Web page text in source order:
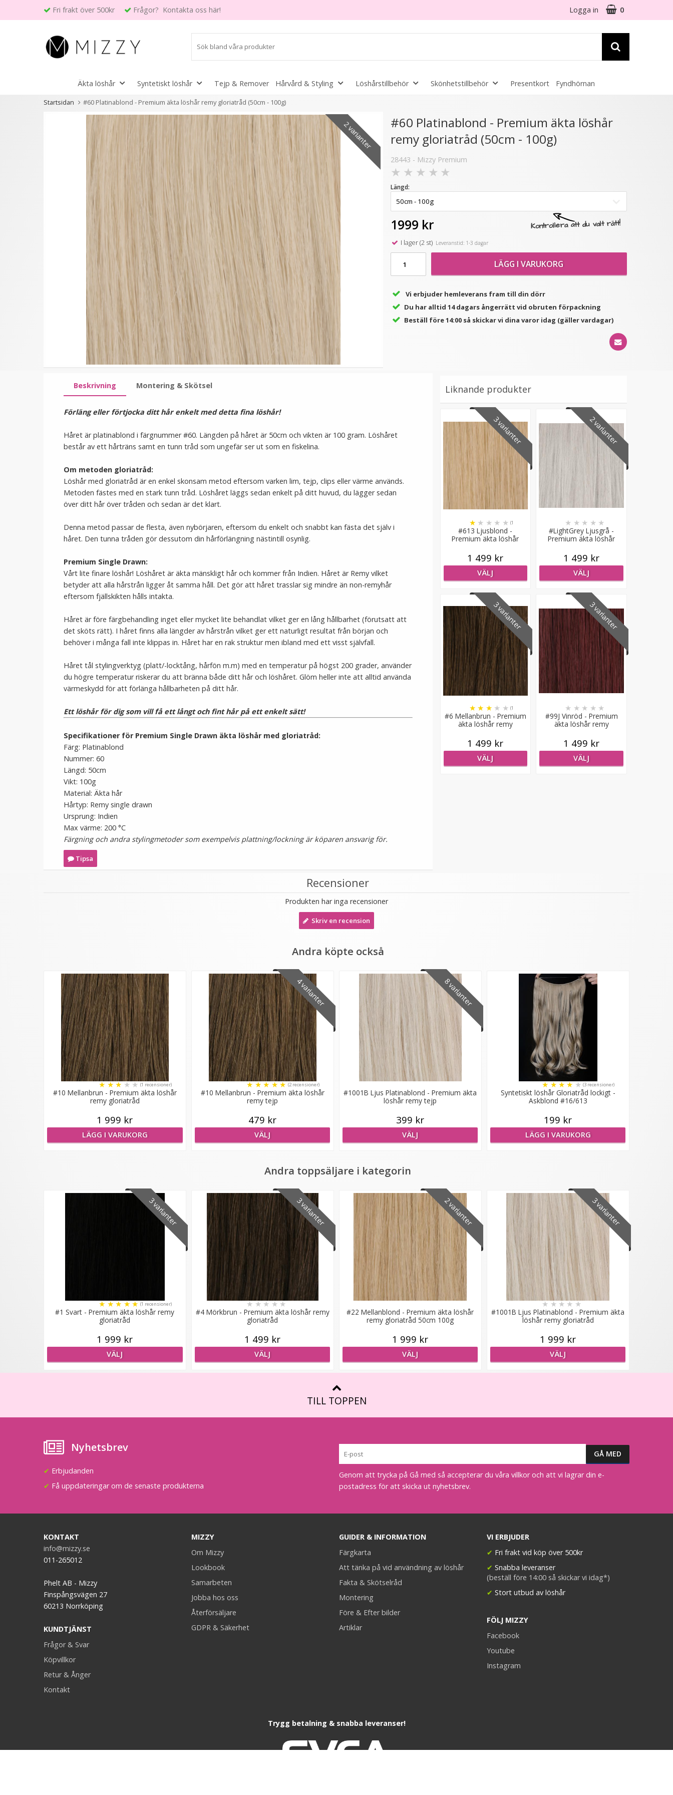
Fri frakt över 500kr Frågor? Kontakta oss här! Logga in 0
Äkta löshår Syntetiskt löshår Tejp & Remover Hårvård & Styling Löshårstillbehör Skönhetstillbehör Presentkort Fyndhörnan
Startsidan #60 Platinablond - Premium äkta löshår remy gloriatråd (50cm - 100g)
Andra kunder köpte även
Mizzy Tangler brush -
Leopardmönster brun
★ ★
(4
recensioner)
99 kr
LÄGG I VARUKORG
2 varianter
Syntetiskt löshår
Gloriatråd rakt -
Platinablond #613A/1001B
★ ★★ ★★
recensioner)
199 kr
VÄLJ
Mizzy Tangler brush -
Zebramönster rosa
★★ ★
recensioner)
99 kr
LÄGG I VARUKORG
Mizzy Tangler brush -
Zebramönster lila
99 kr
LÄGG I VARUKORG
- 40%
Rundad tång för isättning
av microringar - Svart
149 kr 249 kr
LÄGG I VARUKORG
Löshårsförvaring med
galge / Hair Case
LÄGG I VARUKORG
2 varianter
#60 Platinablond - Premium äkta löshår
remy gloriatråd (50cm - 100g)
28443 - Mizzy Premium
★ ★ ★ ★ ★
Kontrollera att du valt rätt!
Längd:
1999 kr
I lager (2 st)Leveranstid: 1-3 dagar
LÄGG I VARUKORG
Vi erbjuder hemleverans fram till din dörr
Du har alltid 14 dagars ångerrätt vid obruten förpackning
Beställ före 14:00 så skickar vi dina varor idag (gäller vardagar)
Beskrivning Montering & Skötsel
Förläng eller förtjocka ditt hår enkelt med detta fina löshår!
Håret är platinablond i färgnummer #60. Längden på håret är 50cm och vikten är 100 gram. Löshåret
består av ett hårträns samt en tunn tråd som ungefär ser ut som en fiskelina.
Om metoden gloriatråd:
Löshår med gloriatråd är en enkel skonsam metod eftersom varken lim, tejp, clips eller värme används.
Metoden fästes med en stark tunn tråd. Löshåret läggs sedan enkelt på ditt huvud, du lägger sedan
över ditt hår över tråden och sedan är det klart.
Denna metod passar de flesta, även nybörjaren, eftersom du enkelt och snabbt kan fästa det själv i
håret. Den tunna tråden gör dessutom din hårförlängning nästintill osynlig.
Premium Single Drawn:
Vårt lite finare löshår! Löshåret är äkta mänskligt hår och kommer från Indien. Håret är Remy vilket
betyder att alla hårstrån ligger åt samma håll. Det gör att håret trasslar sig mindre än non-remyhår
eftersom fjällskikten hålls intakta.
Håret är före färgbehandling inget eller mycket lite behandlat vilket ger en lång hållbarhet (förutsatt att
det sköts rätt). I håret finns alla längder av hårstrån vilket ger ett naturligt resultat från början och
behöver i många fall inte klippas in. Håret har en rak struktur men ibland med ett visst självfall.
Håret tål stylingverktyg (platt/-locktång, hårfön m.m) med en temperatur på högst 200 grader, använder
du högre temperatur riskerar du att bränna både ditt hår och löshåret. Glöm heller inte att alltid använda
värmeskydd för att förlänga hållbarheten på ditt hår.
Ett löshår för dig som vill få ett långt och fint hår på ett enkelt sätt!
Specifikationer för Premium Single Drawn äkta löshår med gloriatråd:
Färg: Platinablond
Nummer: 60
Längd: 50cm
Vikt: 100g
Material: Äkta hår
Hårtyp: Remy single drawn
Ursprung: Indien
Max värme: 200 °C
Färgning och andra stylingmetoder som exempelvis plattning/lockning är köparen ansvarig för.
Tipsa
Liknande produkter
3 varianter
#613 Ljusblond -
Premium äkta löshår
★ ★ ★ ★ ★ (1
recensioner)
1 499 kr
VÄLJ
2 varianter
#LightGrey Ljusgrå -
Premium äkta löshår
★ ★ ★ ★ ★
1 499 kr
VÄLJ
3 varianter
#6 Mellanbrun - Premium
äkta löshår remy
★ ★ ★ ★ ★ (1
recensioner)
1 499 kr
VÄLJ
3 varianter
#99J Vinröd - Premium
äkta löshår remy
★ ★ ★ ★ ★
1 499 kr
VÄLJ
Recensioner
Produkten har inga recensioner
Skriv en recension
Andra köpte också
#10 Mellanbrun - Premium äkta löshår
remy gloriatråd
★★★★★ (1 recensioner)
1 999 kr
LÄGG I VARUKORG
4 varianter
#10 Mellanbrun - Premium äkta löshår
remy tejp
★★★★★ (2 recensioner)
479 kr
VÄLJ
8 varianter
#1001B Ljus Platinablond - Premium äkta
löshår remy tejp
399 kr
VÄLJ
Syntetiskt löshår Gloriatråd lockigt -
Askblond #16/613
★★★★★ (3 recensioner)
199 kr
LÄGG I VARUKORG
Andra toppsäljare i kategorin
3 varianter
#1 Svart - Premium äkta löshår remy
gloriatråd
★★★★★ (1 recensioner)
1 999 kr
VÄLJ
3 varianter
#4 Mörkbrun - Premium äkta löshår remy
gloriatråd
★★★★★
1 499 kr
VÄLJ
2 varianter
#22 Mellanblond - Premium äkta löshår
remy gloriatråd 50cm 100g
1 999 kr
VÄLJ
3 varianter
#1001B Ljus Platinablond - Premium äkta
löshår remy gloriatråd
★★★★★
1 999 kr
VÄLJ
TILL TOPPEN
Nyhetsbrev
✔ Erbjudanden
✔ Få uppdateringar om de senaste produkterna
Genom att trycka på Gå med så accepterar du våra villkor och att vi lagrar din e-
postadress för att skicka ut nyhetsbrev.
KONTAKT
info@mizzy.se
011-265012
Phelt AB - Mizzy
Finspångsvägen 27
60213 Norrköping
KUNDTJÄNST
Frågor & Svar
Köpvillkor
Retur & Ånger
Kontakt
MIZZY
Om Mizzy
Lookbook
Samarbeten
Jobba hos oss
Återförsäljare
GDPR & Säkerhet
GUIDER & INFORMATION
Färgkarta
Att tänka på vid användning av löshår
Fakta & Skötselråd
Montering
Före & Efter bilder
Artiklar
VI ERBJUDER
✔ Fri frakt vid köp över 500kr
✔ Snabba leveranser
(beställ före 14:00 så skickar vi idag*)
✔ Stort utbud av löshår
FÖLJ MIZZY
Facebook
Youtube
Instagram
Trygg betalning & snabba leveranser!